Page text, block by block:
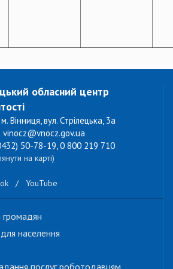
обласний центр
Вінниця, вул. Стрілецька, 3а
50-78-19, 0 800 219 710
на карті)
/ YouTube
громадян
населення
послуг роботодавцям